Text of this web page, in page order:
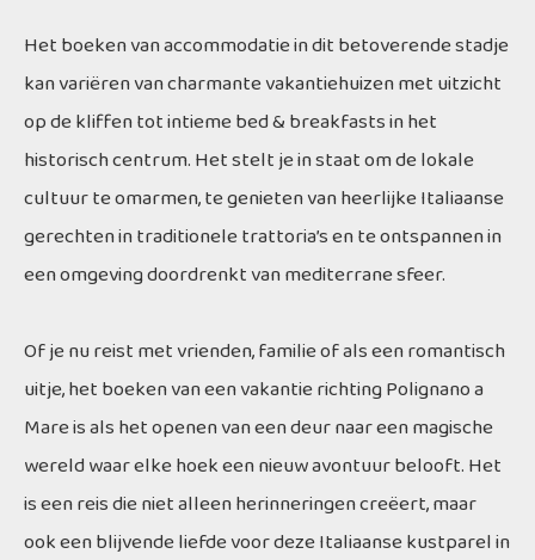
Het boeken van accommodatie in dit betoverende stadje
kan variëren van charmante vakantiehuizen met uitzicht
op de kliffen tot intieme bed & breakfasts in het
historisch centrum. Het stelt je in staat om de lokale
cultuur te omarmen, te genieten van heerlijke Italiaanse
gerechten in traditionele trattoria’s en te ontspannen in
een omgeving doordrenkt van mediterrane sfeer.
Of je nu reist met vrienden, familie of als een romantisch
uitje, het boeken van een vakantie richting Polignano a
Mare is als het openen van een deur naar een magische
wereld waar elke hoek een nieuw avontuur belooft. Het
is een reis die niet alleen herinneringen creëert, maar
ook een blijvende liefde voor deze Italiaanse kustparel in